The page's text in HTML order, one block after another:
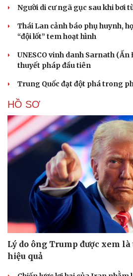
Người di cư ngã gục sau khi bơi
Thái Lan cảnh báo phụ huynh,
“đội lốt” tem hoạt hình
UNESCO vinh danh Sarnath
thuyết pháp đầu tiên
Trung Quốc đạt đột phá trong
HỒ SƠ
Lý do ông Trump được xem
hiệu quả